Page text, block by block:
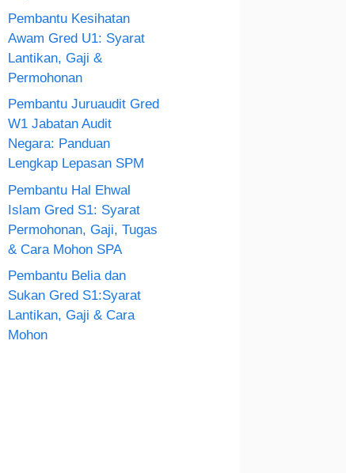
Pembantu Kesihatan
Awam Gred U1: Syarat
Lantikan, Gaji &
Permohonan
Pembantu Juruaudit Gred
W1 Jabatan Audit
Negara: Panduan
Lengkap Lepasan SPM
Pembantu Hal Ehwal
Islam Gred S1: Syarat
Permohonan, Gaji, Tugas
& Cara Mohon SPA
Pembantu Belia dan
Sukan Gred S1:Syarat
Lantikan, Gaji & Cara
Mohon